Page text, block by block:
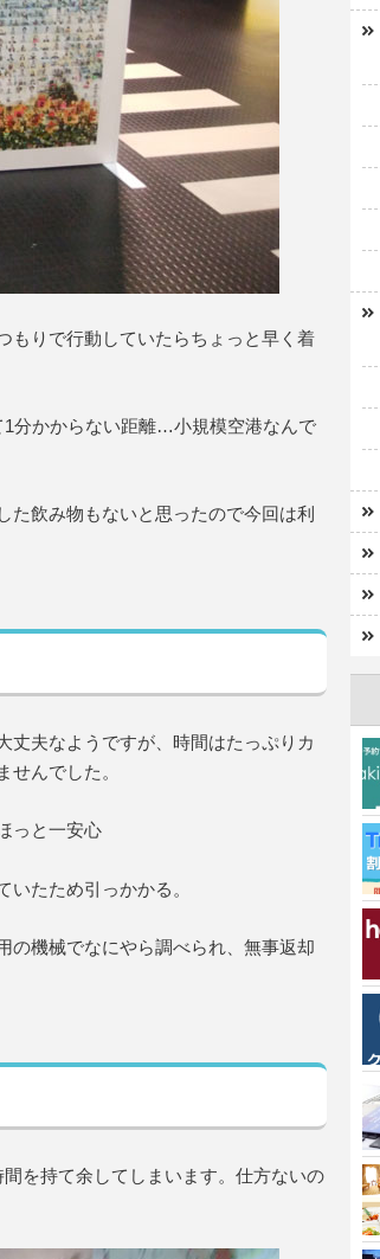
もりで行動していたらちょっと早く着
分かからない距離…小規模空港なんで
た飲み物もないと思ったので今回は利
丈夫なようですが、時間はたっぷりカ
んでした。
っと一安心
たため引っかかる。
の機械でなにやら調べられ、無事返却
を持て余してしまいます。仕方ないの